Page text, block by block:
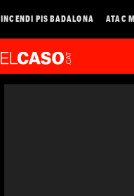
INCENDI PIS BADALONA ATAC